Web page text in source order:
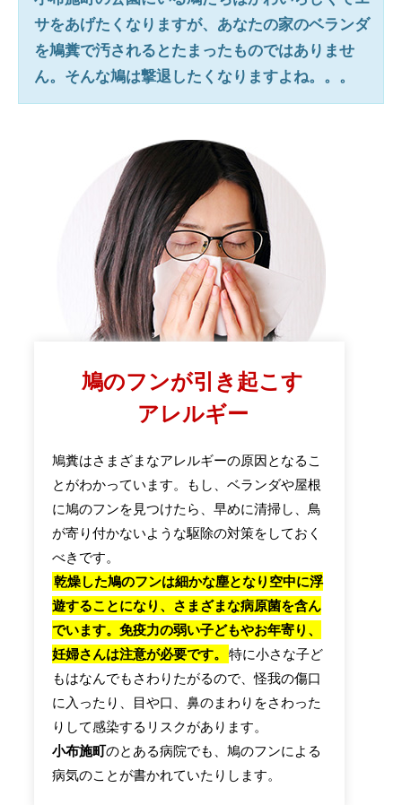
サをあげたくなりますが、あなたの家のベランダ
を鳩糞で汚されるとたまったものではありませ
ん。そんな鳩は撃退したくなりますよね。。。
鳩のフンが引き起こす
アレルギー
鳩糞はさまざまなアレルギーの原因となるこ
とがわかっています。もし、ベランダや屋根
に鳩のフンを見つけたら、早めに清掃し、鳥
が寄り付かないような駆除の対策をしておく
べきです。
乾燥した鳩のフンは細かな塵となり空中に浮
遊することになり、さまざまな病原菌を含ん
でいます。免疫力の弱い子どもやお年寄り、
妊婦さんは注意が必要です。
特に小さな子ど
もはなんでもさわりたがるので、怪我の傷口
に入ったり、目や口、鼻のまわりをさわった
りして感染するリスクがあります。
小布施町のとある病院でも、鳩のフンによる
病気のことが書かれていたりします。